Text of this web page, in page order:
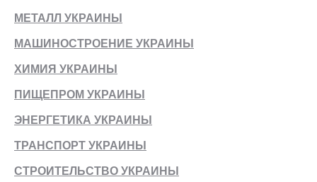
МЕТАЛЛ УКРАИНЫ
МАШИНОСТРОЕНИЕ УКРАИНЫ
ХИМИЯ УКРАИНЫ
ПИЩЕПРОМ УКРАИНЫ
ЭНЕРГЕТИКА УКРАИНЫ
ТРАНСПОРТ УКРАИНЫ
СТРОИТЕЛЬСТВО УКРАИНЫ